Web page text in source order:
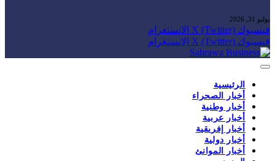
يوليو 31, 2026
فيسبوك X (Twitter) الانستغرام
فيسبوك X (Twitter) الانستغرام
الرئيسية
أخبار الصحراء
أخبار وطنية
أخبار عربية
أخبار إفريقية
أخبار دولية
أخبار الموانئ